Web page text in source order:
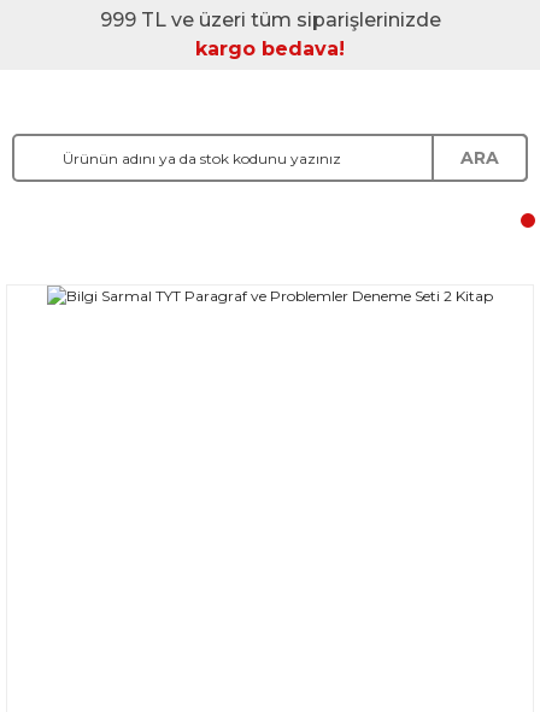
999 TL ve üzeri tüm siparişlerinizde
kargo bedava!
ARA